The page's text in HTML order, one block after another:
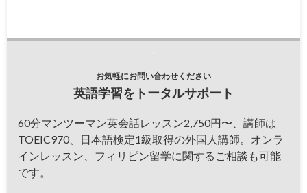
お気軽にお問い合わせください
英語学習をトータルサポート
60分マンツーマン英会話レッスン2,750円〜、講師は
TOEIC970、日本語検定1級取得の外国人講師。オンラ
インレッスン、フィリピン留学に関するご相談も可能
です。